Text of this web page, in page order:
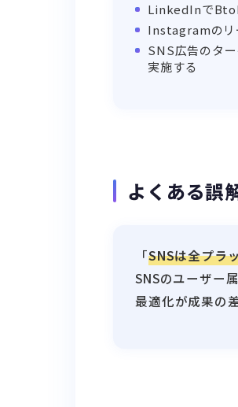
LinkedInで
Instagramのリ
SNS広告のタ
実施する
よくある誤
「SNSは全プラ
SNSのユーザー
最適化が成果の